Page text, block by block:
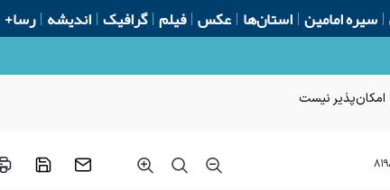
سیره امامین استان‌ها عکس فیلم گرافیک اندیشه رسا+
امکان‌پذیر نیست